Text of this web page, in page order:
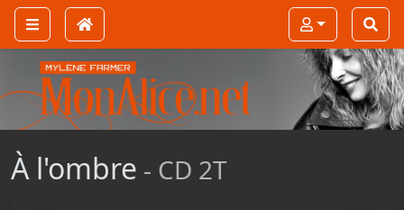
À l'ombre - CD 2T